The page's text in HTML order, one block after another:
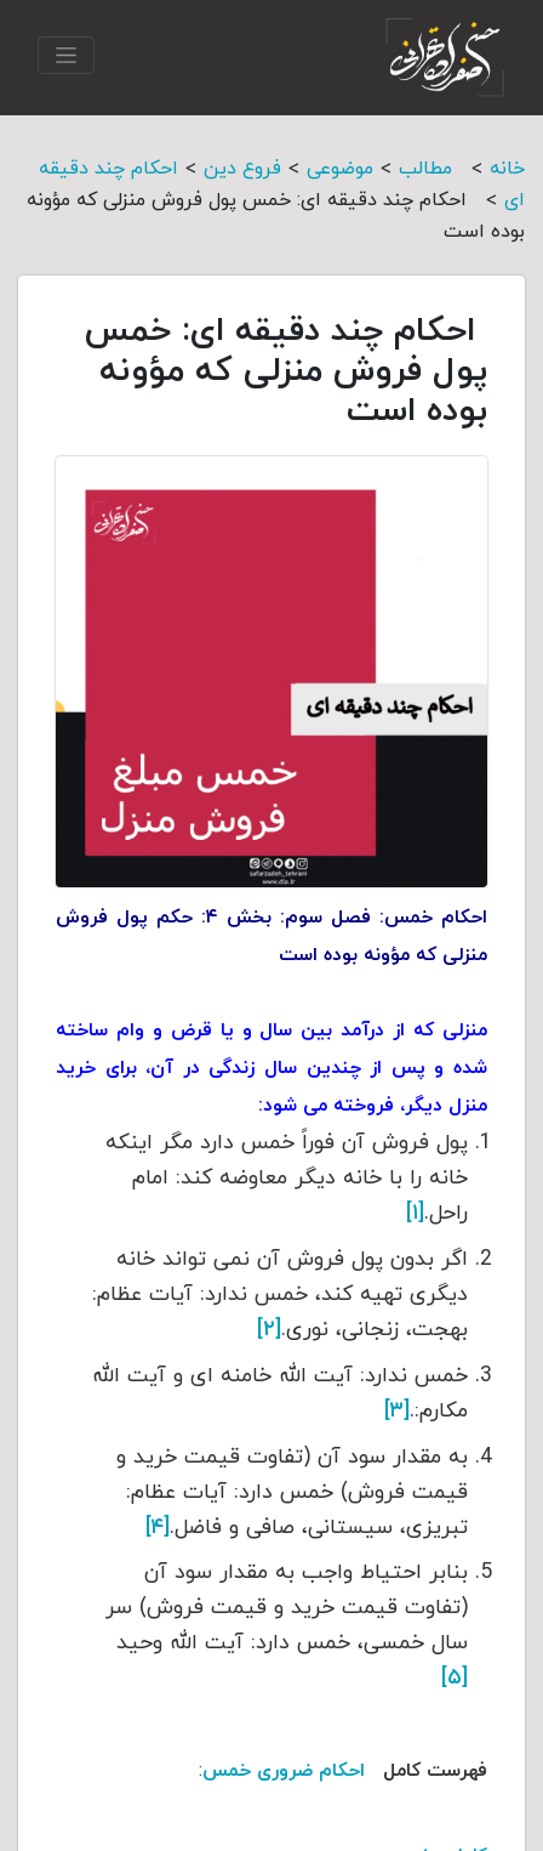
خانه > مطالب > موضوعی > فروع دین > احکام چند دقیقه
ای >
احکام چند دقیقه ای: خمس پول فروش منزلی که مؤونه
بوده است
احکام چند دقیقه ای: خمس
پول فروش منزلی که مؤونه
بوده است
احکام خمس: فصل سوم: بخش ۴: حکم پول فروش
منزلی که مؤونه بوده است
منزلی که از درآمد بین سال و یا قرض و وام ساخته
شده و پس از چندین سال زندگی در آن، برای خرید
منزل دیگر، فروخته می شود:
پول فروش آن فوراً خمس دارد مگر اینکه
خانه را با خانه دیگر معاوضه کند: امام
راحل.[۱]
اگر بدون پول فروش آن نمی تواند خانه
دیگری تهیه کند، خمس ندارد: آیات عظام:
بهجت، زنجانی، نوری.[۲]
خمس ندارد: آیت الله خامنه ای و آیت الله
مکارم:.[۳]
به مقدار سود آن (تفاوت قیمت خرید و
قیمت فروش) خمس دارد: آیات عظام:
تبریزی، سیستانی، صافی و فاضل.[۴]
بنابر احتیاط واجب به مقدار سود آن
(تفاوت قیمت خرید و قیمت فروش) سر
سال خمسی، خمس دارد: آیت الله وحید
[۵]
فهرست کامل احکام ضروری خمس: